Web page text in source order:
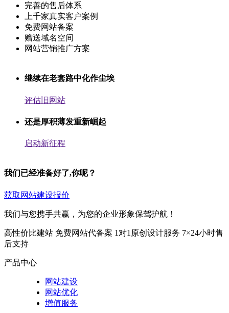
完善的售后体系
上千家真实客户案例
免费网站备案
赠送域名空间
网站营销推广方案
继续在老套路中化作尘埃
评估旧网站
还是厚积薄发重新崛起
启动新征程
我们已经准备好了,你呢？
获取网站建设报价
我们与您携手共赢，为您的企业形象保驾护航！
高性价比建站 免费网站代备案 1对1原创设计服务 7×24小时售
后支持
产品中心
网站建设
网站优化
增值服务